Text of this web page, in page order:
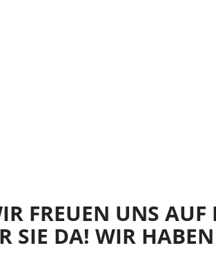
FREUEN UNS
SIE DA! WIR